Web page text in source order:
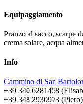
Equipaggiamento
Pranzo al sacco, scarpe
crema solare, acqua
Info
Cammino di San
+39 340 6281458
+39 348 2930973 (Piero)